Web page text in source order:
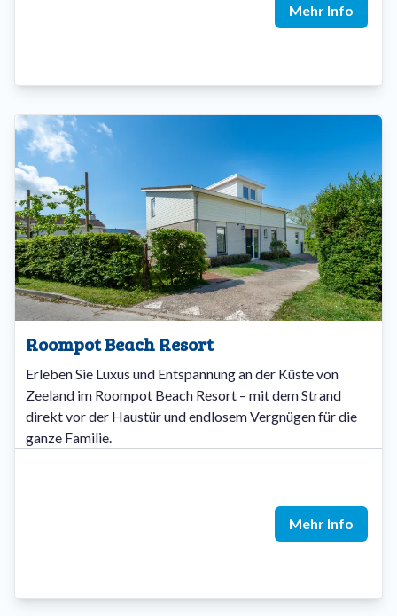
Mehr Info
Roompot Beach Resort
Erleben Sie Luxus und Entspannung an der Küste von
Zeeland im Roompot Beach Resort – mit dem Strand
direkt vor der Haustür und endlosem Vergnügen für die
ganze Familie.
Mehr Info